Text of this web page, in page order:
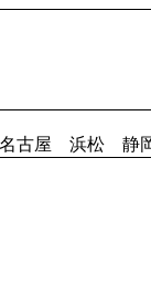
名古屋 浜松 静